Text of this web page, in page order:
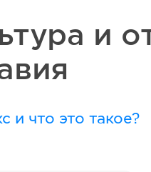
и
и что это такое?